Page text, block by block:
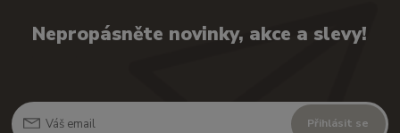
Nepropásněte novinky, akce a slevy!
Přihlásit se